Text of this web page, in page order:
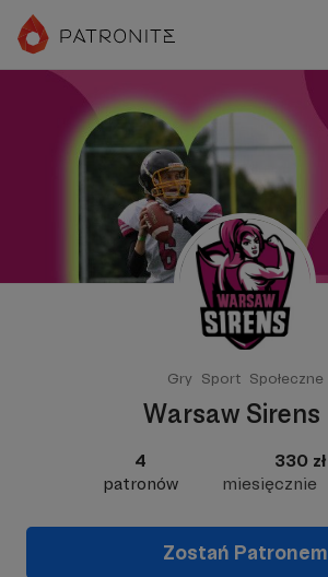
Gry Sport Społeczne
Warsaw Sirens
4
patronów
330 zł
miesięcznie
Zostań Patronem